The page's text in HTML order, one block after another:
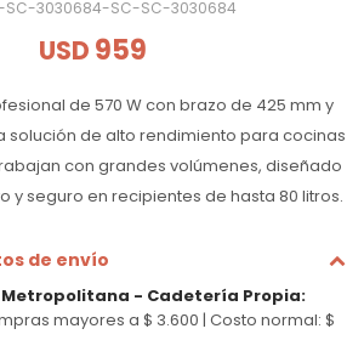
SC-3030684-SC-SC-3030684
USD 959
de 570 W con brazo de 425 mm y
solución de alto rendimiento para cocinas
con grandes volúmenes, diseñado
y seguro en recipientes de hasta 80 litros.
de envío
Metropolitana - Cadetería Propia:
mayores a $ 3.600 | Costo normal: $